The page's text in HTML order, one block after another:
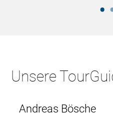
Unsere
Andreas Bösche